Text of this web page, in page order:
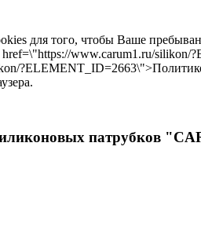
для того, чтобы Ваше
www.carum1.ru/silikon/
патрубков